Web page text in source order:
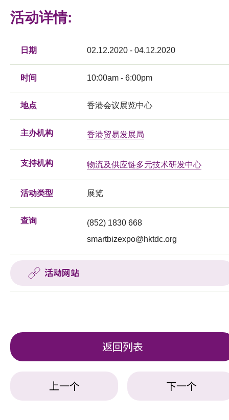
活动详情:
日期 02.12.2020 - 04.12.2020
时间 10:00am - 6:00pm
地点 香港会议展览中心
主办机构 香港贸易发展局
支持机构 物流及供应链多元技术研发中心
活动类型 展览
查询
(852) 1830 668
smartbizexpo@hktdc.org
活动网站
返回列表
上一个 下一个